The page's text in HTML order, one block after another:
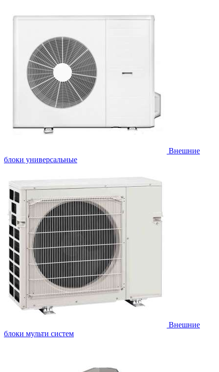
Внешние
блоки универсальные
Внешние
блоки мульти систем